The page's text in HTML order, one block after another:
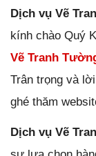
Dịch vụ Vẽ
kính chào Quý
Vẽ Tranh
Trân trọng và
ghé thăm
Dịch vụ Vẽ